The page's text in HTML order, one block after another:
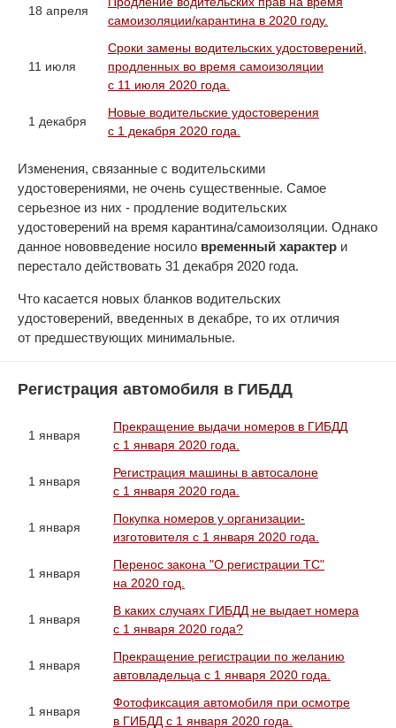
18 апреля
самоизоляции/карантина в 2020 году.
11 июля
Сроки замены водительских удостоверений,
продленных во время самоизоляции
с 11 июля 2020 года.
1 декабря
Новые водительские удостоверения
с 1 декабря 2020 года.
Изменения, связанные с водительскими
удостоверениями, не очень существенные. Самое
серьезное из них - продление водительских
удостоверений на время карантина/самоизоляции. Однако
данное нововведение носило временный характер и
перестало действовать 31 декабря 2020 года.
Что касается новых бланков водительских
удостоверений, введенных в декабре, то их отличия
от предшествующих минимальные.
Регистрация автомобиля в ГИБДД
1 января
Прекращение выдачи номеров в ГИБДД
с 1 января 2020 года.
1 января
Регистрация машины в автосалоне
с 1 января 2020 года.
1 января
Покупка номеров у организации-
изготовителя с 1 января 2020 года.
1 января
Перенос закона "О регистрации ТС"
на 2020 год.
1 января
В каких случаях ГИБДД не выдает номера
с 1 января 2020 года?
1 января
Прекращение регистрации по желанию
автовладельца с 1 января 2020 года.
1 января
Фотофиксация автомобиля при осмотре
в ГИБДД с 1 января 2020 года.